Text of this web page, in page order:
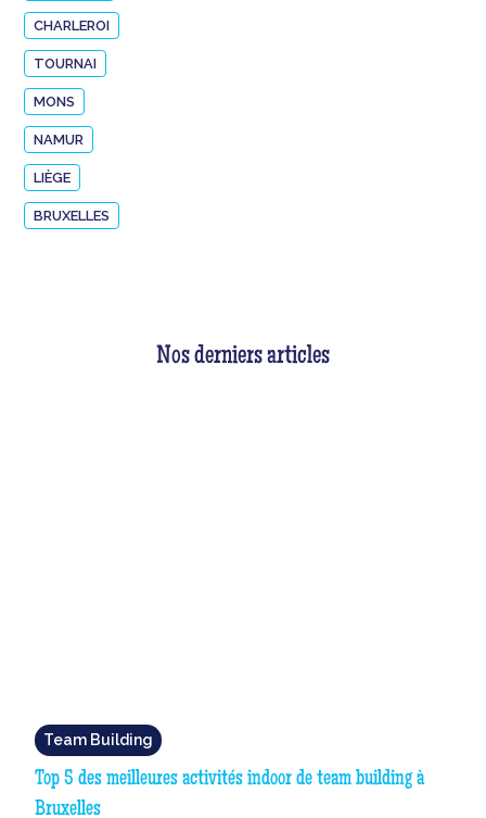
CHARLEROI
TOURNAI
MONS
NAMUR
LIÈGE
BRUXELLES
Nos derniers articles
Team Building
Top 5 des meilleures activités indoor de team building à
Bruxelles